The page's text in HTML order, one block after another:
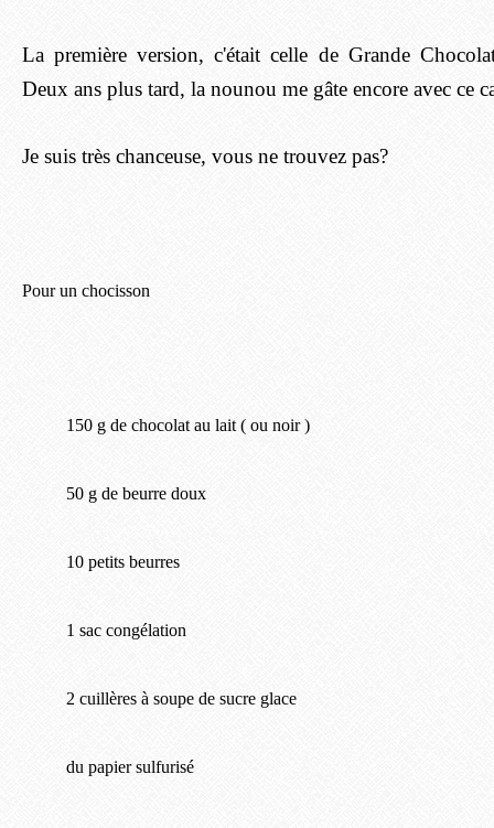
La première version, c'était celle de Grande
Deux ans plus tard, la nounou me gâte encore avec ce
Je suis très chanceuse, vous ne trouvez pas?
Pour un chocisson
150 g de chocolat au lait ( ou noir )
50 g de beurre doux
10 petits beurres
1 sac congélation
2 cuillères à soupe de sucre glace
du papier sulfurisé